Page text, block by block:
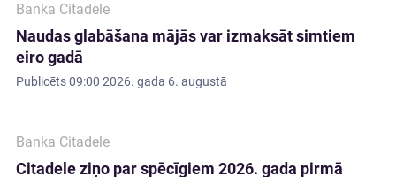
Banka Citadele
Naudas glabāšana mājās var izmaksāt simtiem
eiro gadā
Publicēts09:00 2026. gada 6. augustā
Banka Citadele
Citadele ziņo par spēcīgiem 2026. gada pirmā